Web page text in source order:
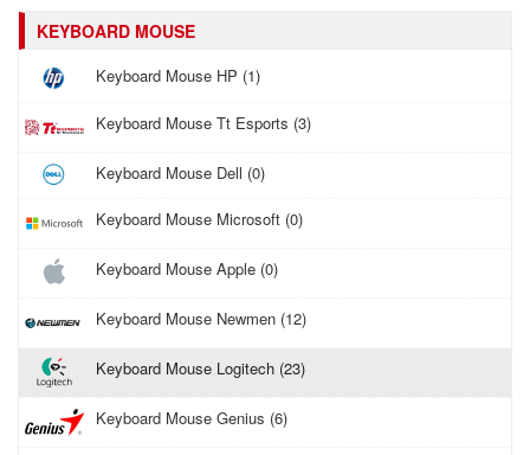
KEYBOARD MOUSE
Keyboard Mouse HP (1)
Keyboard Mouse Tt Esports (3)
Keyboard Mouse Dell (0)
Keyboard Mouse Microsoft (0)
Keyboard Mouse Apple (0)
Keyboard Mouse Newmen (12)
Keyboard Mouse Logitech (23)
Keyboard Mouse Genius (6)